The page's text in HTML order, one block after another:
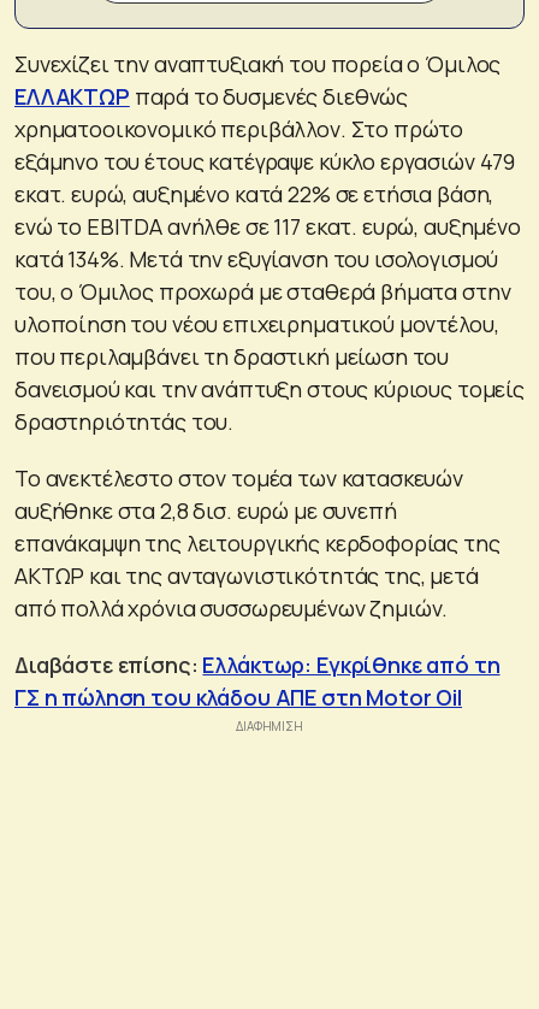
Συνεχίζει την αναπτυξιακή του πορεία ο Όμιλος
ΕΛΛΑΚΤΩΡ παρά το δυσμενές διεθνώς
χρηματοοικονομικό περιβάλλον. Στο πρώτο
εξάμηνο του έτους κατέγραψε κύκλο εργασιών 479
εκατ. ευρώ, αυξημένο κατά 22% σε ετήσια βάση,
ενώ το EBITDA ανήλθε σε 117 εκατ. ευρώ, αυξημένο
κατά 134%. Μετά την εξυγίανση του ισολογισμού
του, ο Όμιλος προχωρά με σταθερά βήματα στην
υλοποίηση του νέου επιχειρηματικού μοντέλου,
που περιλαμβάνει τη δραστική μείωση του
δανεισμού και την ανάπτυξη στους κύριους τομείς
δραστηριότητάς του.
Το ανεκτέλεστο στον τομέα των κατασκευών
αυξήθηκε στα 2,8 δισ. ευρώ με συνεπή
επανάκαμψη της λειτουργικής κερδοφορίας της
ΑΚΤΩΡ και της ανταγωνιστικότητάς της, μετά
από πολλά χρόνια συσσωρευμένων ζημιών.
Διαβάστε επίσης: Ελλάκτωρ: Εγκρίθηκε από τη
ΓΣ η πώληση του κλάδου ΑΠΕ στη Motor Oil